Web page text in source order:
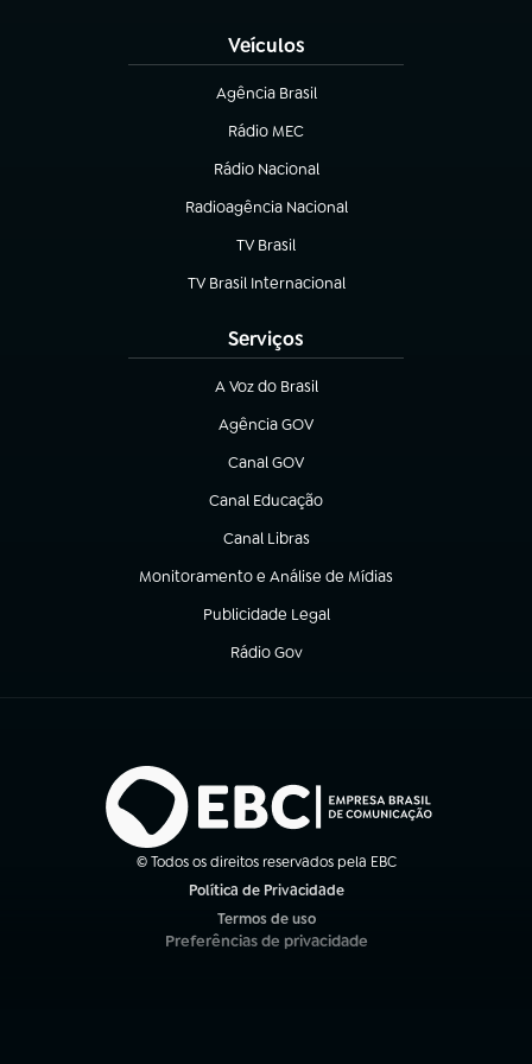
Veículos
Agência Brasil
(abre em nova aba)
Rádio MEC
(abre em nova aba)
Rádio Nacional
Radioagência Nacional
(abre em nova aba)
TV Brasil
(abre em nova aba)
TV Brasil Internacional
(abre em nova aba)
Serviços
A Voz do Brasil
(abre em nova aba)
Agência GOV
(abre em nova aba)
Canal GOV
(abre em nova aba)
Canal Educação
(abre em nova aba)
Canal Libras
(abre em nova aba)
Monitoramento e Análise de Mídias
(abre em nova aba)
Publicidade Legal
(abre em nova aba)
Rádio Gov
(abre em nova aba)
© Todos os direitos reservados pela EBC
Política de Privacidade
Termos de uso
(abre em nova aba)
Preferências de privacidade